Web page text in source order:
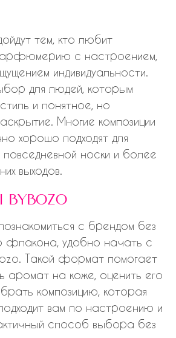
тем, кто любит
с настроением,
индивидуальности.
для людей, которым
и понятное, но
Многие композиции
хорошо подходят для
повседневной носки и более
выходов.
bybozo
с брендом без
флакона, удобно начать с
Такой формат помогает
аромат на коже, оценить его
композицию, которая
вам по настроению и
способ выбора без